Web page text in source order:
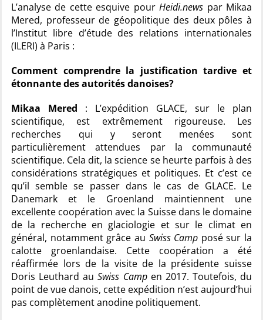
L’analyse de cette esquive pourHeidi.news par Mikaa
Mered, professeur de géopolitique des deux pôles à
l’Institut libre d’étude des relations internationales
(ILERI) à Paris :
Comment comprendre la justification tardive et
étonnante des autorités danoises?
Mikaa Mered : L’expédition GLACE, sur le plan
scientifique, est extrêmement rigoureuse. Les
recherches qui y seront menées sont
particulièrement attendues par la communauté
scientifique. Cela dit, la science se heurte parfois à des
considérations stratégiques et politiques. Et c’est ce
qu’il semble se passer dans le cas de GLACE. Le
Danemark et le Groenland maintiennent une
excellente coopération avec la Suisse dans le domaine
de la recherche en glaciologie et sur le climat en
général, notamment grâce au Swiss Camp posé sur la
calotte groenlandaise. Cette coopération a été
réaffirmée lors de la visite de la présidente suisse
Doris Leuthard auSwiss Campen 2017. Toutefois, du
point de vue danois, cette expédition n’est aujourd’hui
pas complètement anodine politiquement.